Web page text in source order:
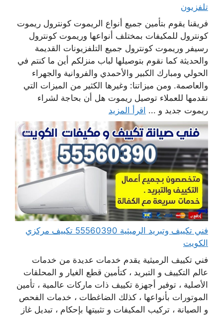
تلفزيون
فريقنا يقوم بتأمين جميع أنواع الريموت كونترول ريموت
كونترول للمكيفات بمختلف أنواعها وريموت كونترول
رسيفر وريموت كونترول جميع التلفزيونات القديمة
والحديثة كما نقوم بتوصيلها لباب منزلكم أين ما كنتم في
الحولي ومبارك الكبير والأحمدي والفروانية والجهراء
والعاصمة. ومن ميزاتنا: وغيرها الكثير من الميزات التي
نقدمها للعملاء توصيل ريموت هل أن بحاجة لشراء
ريموت جديد و ... اقرأ المزيد
فني تكييف وتبريد الرميثية 55560390 تكييف مركزي
الكويت
فني تكييف الرميثية يقدم خدمات عديدة من خدمات
عالم التكييف و التبريد ، كتأمين قطع الغيار و المحلقات
الأصلية ، توفير أجهزة تكييف ذات ماركات عالمية ، تأمين
الموتورات بأنواعها ، كذلك الضاغطات ، خدمات الفحص
و الصيانة ، تركيب المكيفات و تثبيتها بإحكام ، تبديل غاز